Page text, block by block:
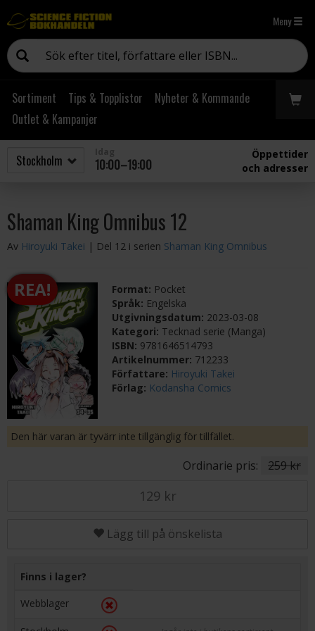
Meny
Sortiment Tips & Topplistor
Nyheter & Kommande
Outlet & Kampanjer
10:00–19:00
Öppettider
och adresser
Shaman King Omnibus 12
Av Hiroyuki Takei | Del 12 i serien Shaman King Omnibus
REA! Format: Pocket
Språk: Engelska
Utgivningsdatum: 2023-03-08
Kategori: Tecknad serie (Manga)
ISBN: 9781646514793
Artikelnummer: 712233
Författare: Hiroyuki Takei
Förlag: Kodansha Comics
Den här varan är tyvärr inte tillgänglig för tillfället.
Ordinarie pris: 259 kr
129 kr
Lägg till på önskelista
Finns i lager?
Webblager